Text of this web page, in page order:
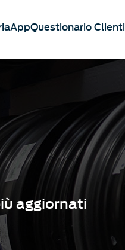
AppQuestionario Clienti
aggiornati